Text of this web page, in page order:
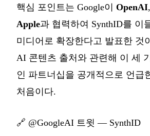
핵심 포인트는 Google이 OpenAI,
Apple과 협력하여 SynthID를 이
미디어로 확장한다고 발표한 것
AI 콘텐츠 출처와 관련해 이 세
인 파트너십을 공개적으로 언급
처음이다.
🔗 @GoogleAI 트윗 — SynthID